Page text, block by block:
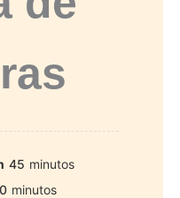
45 minutos
minutos